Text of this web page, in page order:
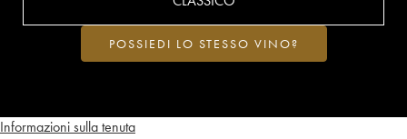
Informazioni sulla tenuta
POSSIEDI LO STESSO VINO?